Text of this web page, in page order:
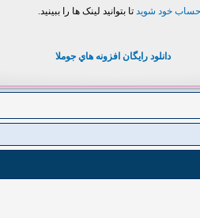
حساب خود شوید تا بتوانید لینک ها را ببینید.
دانلود رايگان افزونه هاي جوملا